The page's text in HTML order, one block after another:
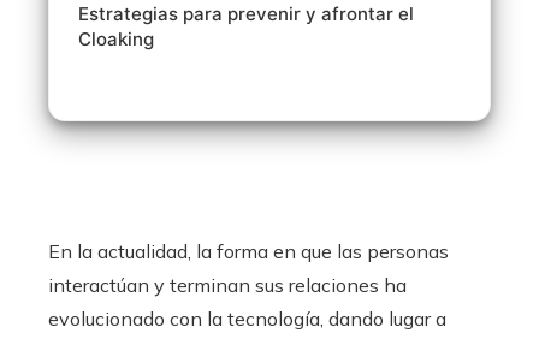
Estrategias para prevenir y afrontar el
Cloaking
En la actualidad, la forma en que las personas
interactúan y terminan sus relaciones ha
evolucionado con la tecnología, dando lugar a